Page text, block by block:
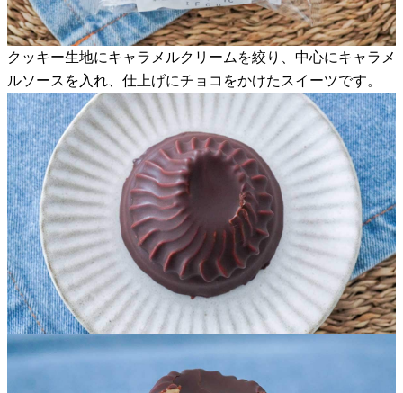
クッキー生地にキャラメルクリームを絞り、中心にキャラメ
ルソースを入れ、仕上げにチョコをかけたスイーツです。